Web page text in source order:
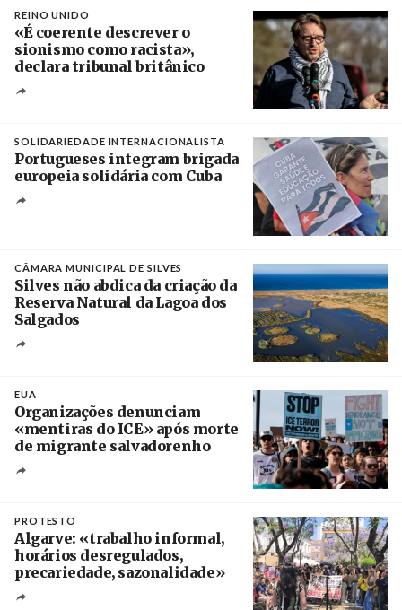
REINO UNIDO
«É coerente descrever o
sionismo como racista»,
declara tribunal britânico
SOLIDARIEDADE INTERNACIONALISTA
Portugueses integram brigada
europeia solidária com Cuba
CÂMARA MUNICIPAL DE SILVES
Silves não abdica da criação da
Reserva Natural da Lagoa dos
Salgados
EUA
Organizações denunciam
«mentiras do ICE» após morte
de migrante salvadorenho
PROTESTO
Algarve: «trabalho informal,
horários desregulados,
precariedade, sazonalidade»